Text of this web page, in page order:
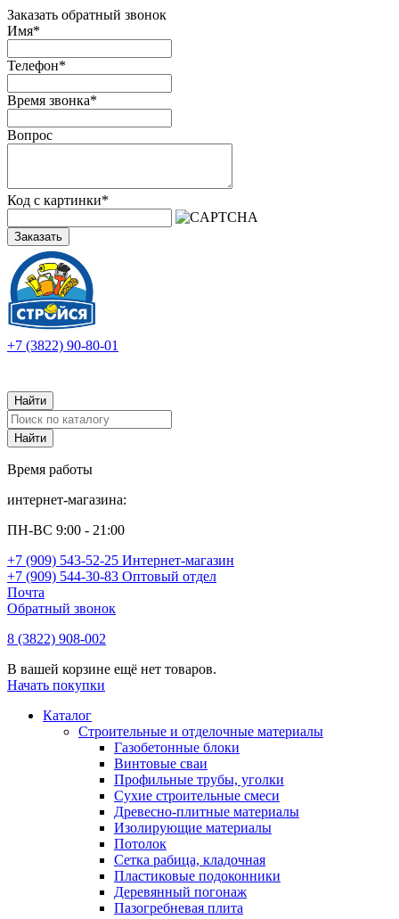
Заказать обратный звонок
Имя*
Телефон*
Время звонка*
Вопрос
Код с картинки*
Заказать
+7 (3822) 90-80-01
Время работы
интернет-магазина:
ПН-ВС 9:00 - 21:00
+7 (909) 543-52-25 Интернет-магазин
+7 (909) 544-30-83 Оптовый отдел
Почта
Обратный звонок
8 (3822) 908-002
В вашей корзине ещё нет товаров.
Начать покупки
Каталог
Строительные и отделочные материалы
Газобетонные блоки
Винтовые сваи
Профильные трубы, уголки
Сухие строительные смеси
Древесно-плитные материалы
Изолирующие материалы
Потолок
Сетка рабица, кладочная
Пластиковые подоконники
Деревянный погонаж
Пазогребневая плита